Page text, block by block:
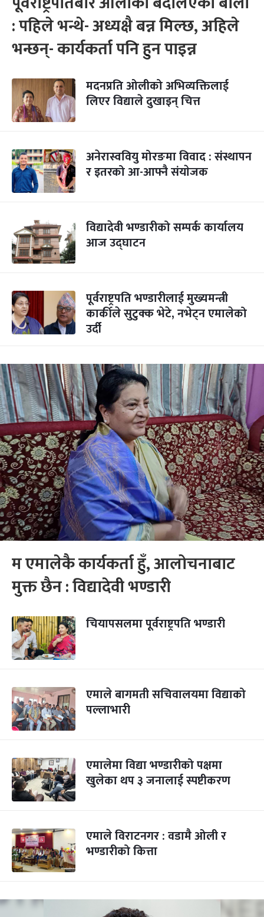
: पहिले भन्थे- अध्यक्षै बन्न मिल्छ, अहिले
भन्छन्- कार्यकर्ता पनि हुन पाइन्न
मदनप्रति ओलीको अभिव्यक्तिलाई
लिएर विद्याले दुखाइन् चित्त
अनेरास्ववियु मोरङमा विवाद : संस्थापन
र इतरको आ-आफ्नै संयाेजक
विद्यादेवी भण्डारीको सम्पर्क कार्यालय
आज उद्‍घाटन
पूर्वराष्ट्रपति भण्डारीलाई मुख्यमन्त्री
कार्कीले सुटुक्क भेटे, नभेट्न एमालेको
उर्दी
म एमालेकै कार्यकर्ता हुँ, आलोचनाबाट
मुक्त छैन : विद्यादेवी भण्डारी
चियापसलमा पूर्वराष्ट्रपति भण्डारी
एमाले बागमती सचिवालयमा विद्याको
पल्लाभारी
एमालेमा विद्या भण्डारीको पक्षमा
खुलेका थप ३ जनालाई स्पष्टीकरण
एमाले विराटनगर : वडामै ओली र
भण्डारीको कित्ता